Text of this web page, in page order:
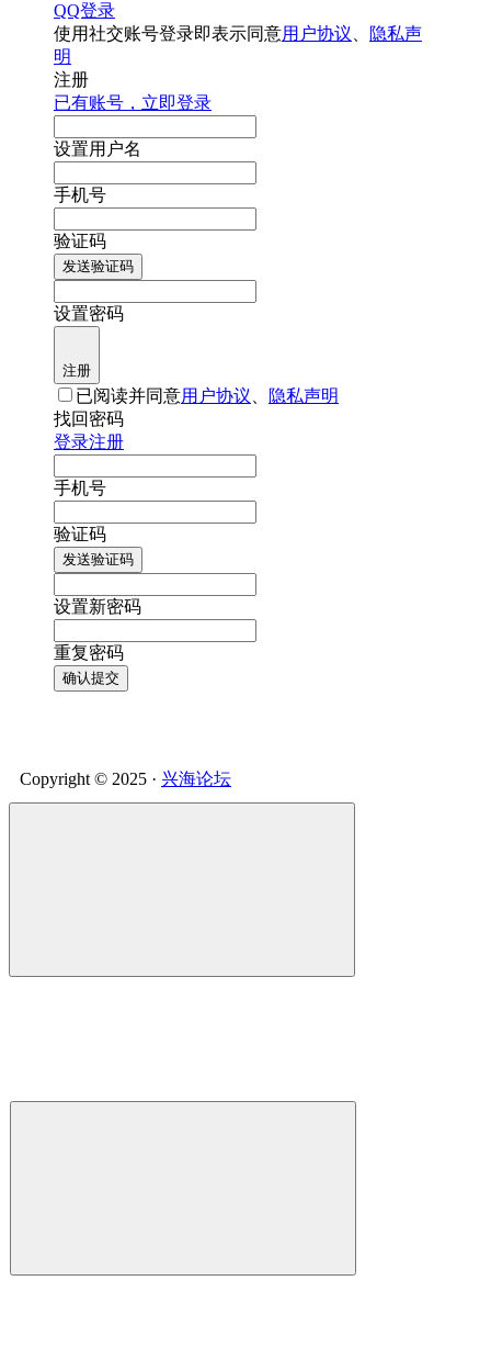
QQ登录
使用社交账号登录即表示同意用户协议
隐私声
明
注册
已有账号，立即登录
设置用户名
手机号
验证码
发送验证码
设置密码
注册
已阅读并同意用户协议
隐私声明
找回密码
登录注册
手机号
验证码
发送验证码
设置新密码
重复密码
确认提交
Copyright © 2025 · 兴海论坛